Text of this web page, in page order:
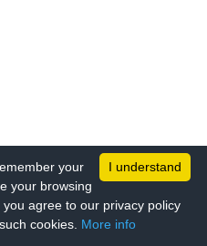
I understand
your
your browsing
agree to our privacy policy
cookies. More info